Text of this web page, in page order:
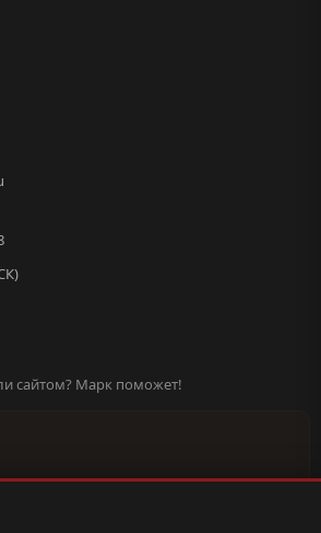
сайтом? Марк поможет!